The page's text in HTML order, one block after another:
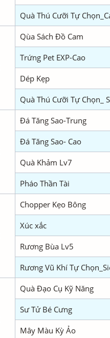
Quà Thú Cưỡi Tự
Qùa Sách Đồ Cam
Trứng Pet EXP-Cao
Dép Kẹp
Quà Thú Cưỡi Tự Chọn_
Đá Tăng Sao-Trung
Đá Tăng Sao- Cao
Quà Khảm Lv7
Pháo Thần Tài
Chopper Kẹo Bông
Xúc xắc
Rương Bùa Lv5
Rương Vũ Khí Tự
Quà Đạo Cụ Kỹ Năng
Sư Tử Bé Cưng
Mây Màu Kỳ Ảo